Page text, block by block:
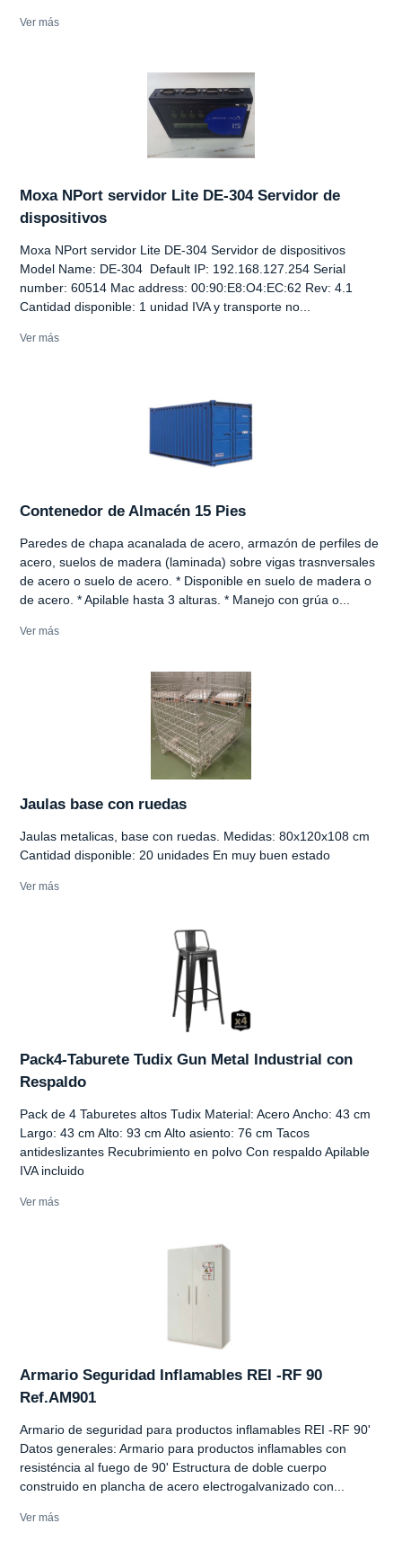
Ver más
Moxa NPort servidor Lite DE-304 Servidor de
dispositivos
Moxa NPort servidor Lite DE-304 Servidor de dispositivos
Model Name: DE-304 Default IP: 192.168.127.254 Serial
number: 60514 Mac address: 00:90:E8:O4:EC:62 Rev: 4.1
Cantidad disponible: 1 unidad IVA y transporte no...
Ver más
Contenedor de Almacén 15 Pies
Paredes de chapa acanalada de acero, armazón de perfiles de
acero, suelos de madera (laminada) sobre vigas trasnversales
de acero o suelo de acero. * Disponible en suelo de madera o
de acero. * Apilable hasta 3 alturas. * Manejo con grúa o...
Ver más
Jaulas base con ruedas
Jaulas metalicas, base con ruedas. Medidas: 80x120x108 cm
Cantidad disponible: 20 unidades En muy buen estado
Ver más
Pack4-Taburete Tudix Gun Metal Industrial con
Respaldo
Pack de 4 Taburetes altos Tudix Material: Acero Ancho: 43 cm
Largo: 43 cm Alto: 93 cm Alto asiento: 76 cm Tacos
antideslizantes Recubrimiento en polvo Con respaldo Apilable
IVA incluido
Ver más
Armario Seguridad Inflamables REI -RF 90
Ref.AM901
Armario de seguridad para productos inflamables REI -RF 90'
Datos generales: Armario para productos inflamables con
resisténcia al fuego de 90' Estructura de doble cuerpo
construido en plancha de acero electrogalvanizado con...
Ver más